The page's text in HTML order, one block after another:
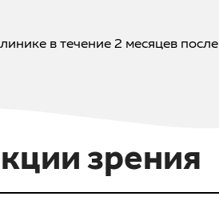
в течение 2 месяцев после
зрения